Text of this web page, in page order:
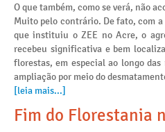
O que também, como se verá, não
Muito pelo contrário. De fato, com a
que instituiu o ZEE no Acre, o
recebeu significativa e bem
florestas, em especial ao longo das
ampliação por meio do
[leia mais...]
Fim do Florestania